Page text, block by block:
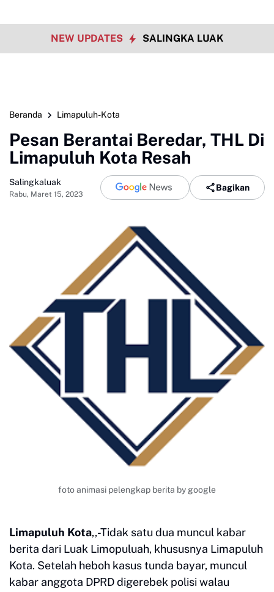
NEW UPDATES SALINGKA LUAK
Beranda Limapuluh-Kota
Pesan Berantai Beredar, THL Di
Limapuluh Kota Resah
Salingkaluak
Rabu, Maret 15, 2023
Bagikan
foto animasi pelengkap berita by google
Limapuluh Kota,,-Tidak satu dua muncul kabar
berita dari Luak Limopuluah, khususnya Limapuluh
Kota. Setelah heboh kasus tunda bayar, muncul
kabar anggota DPRD digerebek polisi walau